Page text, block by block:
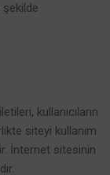
kullanıcıların
siteyi kullanım
İnternet sitesinin